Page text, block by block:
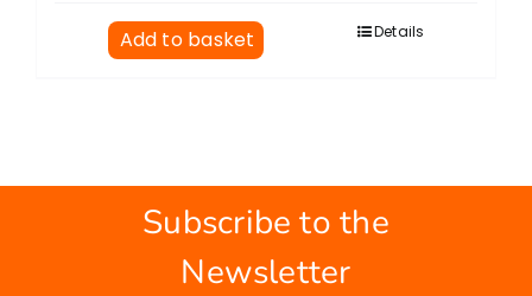
Add to basket Details
Subscribe to the
Newsletter